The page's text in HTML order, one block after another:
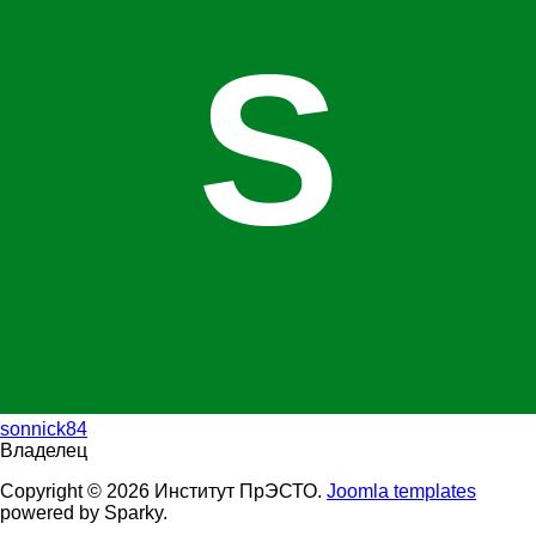
S
sonnick84
Владелец
Copyright © 2026 Институт ПрЭСТО. Joomla templates
powered by Sparky.